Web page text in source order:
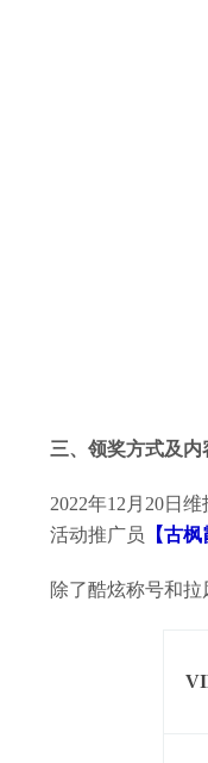
三、 领奖方式及内
2022年12月20日
活动推广员
【古
除了酷炫称号和